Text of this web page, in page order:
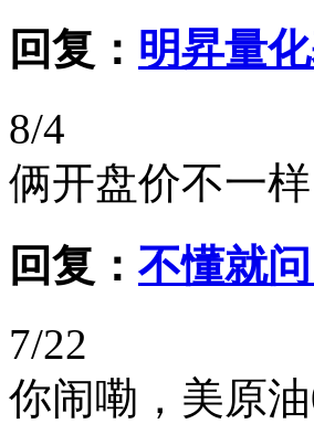
回复： 明昇量
8/4
俩开盘价不一
回复： 不懂就
7/22
你闹嘞，美原